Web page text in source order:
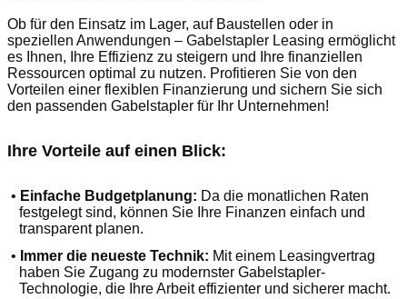
Ob für den Einsatz im Lager, auf Baustellen oder in
speziellen Anwendungen – Gabelstapler Leasing ermöglicht
es Ihnen, Ihre Effizienz zu steigern und Ihre finanziellen
Ressourcen optimal zu nutzen. Profitieren Sie von den
Vorteilen einer flexiblen Finanzierung und sichern Sie sich
den passenden Gabelstapler für Ihr Unternehmen!
Ihre Vorteile auf einen Blick:
• Einfache Budgetplanung: Da die monatlichen Raten
festgelegt sind, können Sie Ihre Finanzen einfach und
transparent planen.
• Immer die neueste Technik: Mit einem Leasingvertrag
haben Sie Zugang zu modernster Gabelstapler-
Technologie, die Ihre Arbeit effizienter und sicherer macht.